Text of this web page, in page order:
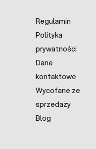
Regulamin
Polityka
prywatności
Dane
kontaktowe
Wycofane ze
sprzedaży
Blog